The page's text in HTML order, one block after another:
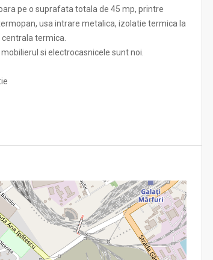
pe o suprafata totala de 45 mp, printre
usa intrare metalica, izolatie termica la
termica.
si electrocasnicele sunt noi.